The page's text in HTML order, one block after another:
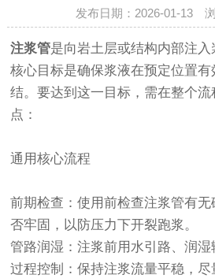
发布日期：2026-01-13
注浆管是向岩土层或结构内部注
核心目标是确保浆液在预定位置有
结。要达到这一目标，需在整个
点：
通用核心流程
前期检查：使用前检查注浆管有
否牢固，以防压力下开裂跑浆。
管路润湿：注浆前用水引路、润湿
过程控制：保持注浆流量平稳，